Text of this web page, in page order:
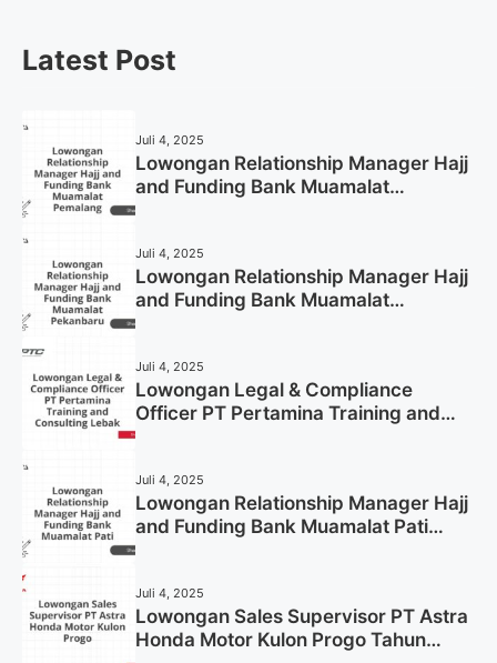
Latest Post
Juli 4, 2025
Lowongan Relationship Manager Hajj
and Funding Bank Muamalat
Juli 4, 2025
Lowongan Relationship Manager Hajj
and Funding Bank Muamalat
Juli 4, 2025
Lowongan Legal & Compliance
Officer PT Pertamina Training and
Juli 4, 2025
Lowongan Relationship Manager Hajj
and Funding Bank Muamalat Pati
Juli 4, 2025
Lowongan Sales Supervisor PT Astra
Honda Motor Kulon Progo Tahun